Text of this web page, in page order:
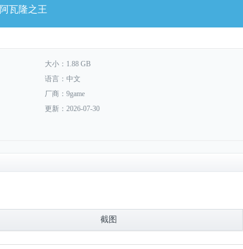
阿瓦隆之王
大小：1.88 GB
语言：中文
厂商：9game
更新：2026-07-30
截图